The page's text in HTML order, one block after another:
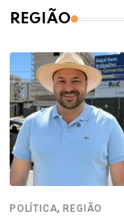
REGIÃO
POLÍTICA,REGIÃO